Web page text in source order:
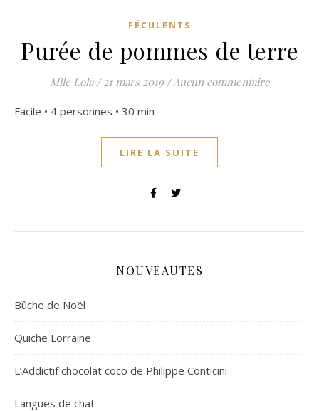
FÉCULENTS
Purée de pommes de terre
Mlle Lola / 21 mars 2019 /Aucun commentaire
Facile • 4 personnes • 30 min
LIRE LA SUITE
NOUVEAUTES
Bûche de Noël
Quiche Lorraine
L’Addictif chocolat coco de Philippe Conticini
Langues de chat